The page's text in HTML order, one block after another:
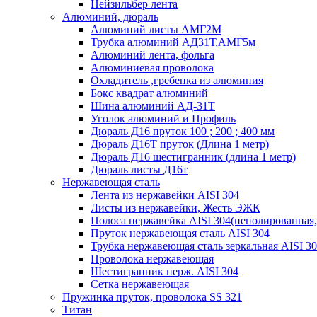
Нейзильбер лента
Алюминий, дюраль
Алюминий листы АМГ2М
Трубка алюминий АД31Т,АМГ5м
Алюминий лента, фольга
Алюминиевая проволока
Охладитель ,гребенка из алюминия
Бокс квадрат алюминий
Шина алюминий АД-31Т
Уголок алюминий и Профиль
Дюраль Д16 пруток 100 ; 200 ; 400 мм
Дюраль Д16Т пруток (Длина 1 метр)
Дюраль Д16 шестигранник (длина 1 метр)
Дюраль листы Д16т
Нержавеющая сталь
Лента из нержавейки AISI 304
Листы из нержавейки, Жесть ЭЖК
Полоса нержавейка АISI
Пруток нержавеющая сталь AISI 304
Трубка нержавеющая сталь зеркальная AISI
Проволока нержавеющая
Шестигранник нерж. AISI 304
Сетка нержавеющая
Пружинка пруток, проволока SS 321
Титан